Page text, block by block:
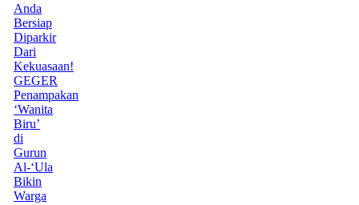
Anda
Bersiap
Diparkir
Dari
Kekuasaan!
GEGER
Penampakan
‘Wanita
Biru’
di
Gurun
Al-‘Ula
Bikin
Warga